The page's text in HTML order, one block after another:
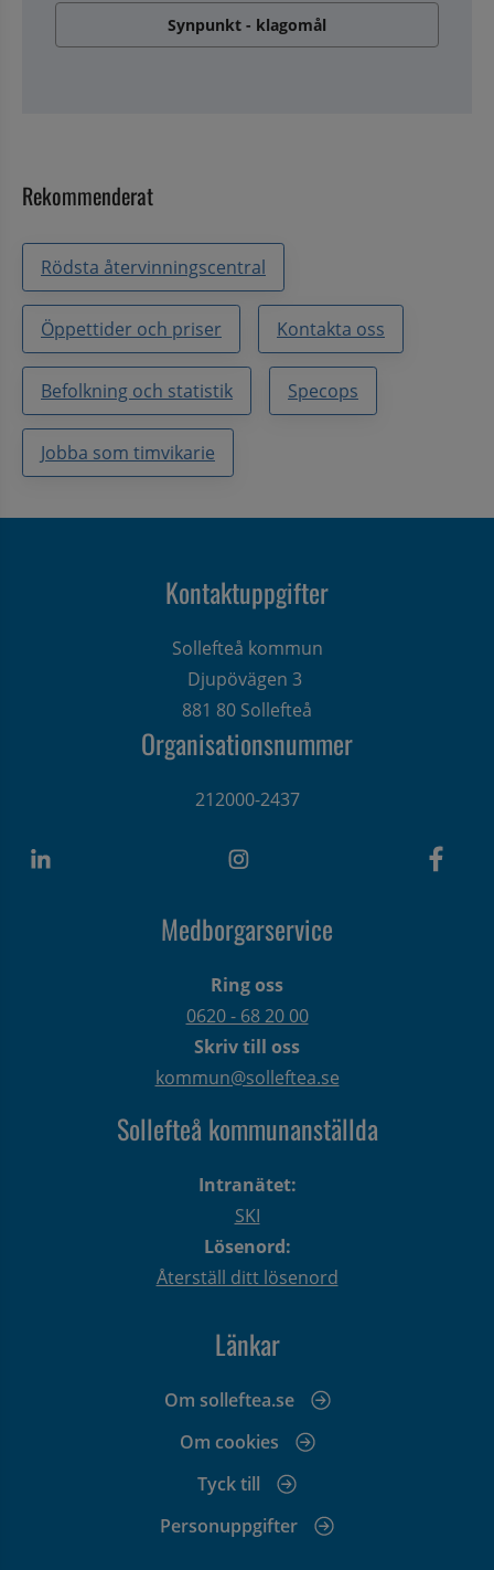
Synpunkt - klagomål
Rekommenderat
Rödsta återvinningscentral
Öppettider och priser Kontakta oss
Befolkning och statistik Specops
Jobba som timvikarie
Kontaktuppgifter
Sollefteå kommun
Djupövägen 3
881 80 Sollefteå
Organisationsnummer
212000-2437
Medborgarservice
Ring oss
0620 - 68 20 00
Skriv till oss
kommun@solleftea.se
Sollefteå kommunanställda
Intranätet:
SKI
Lösenord:
Återställ ditt lösenord
Länkar
Om solleftea.se
Om cookies
Tyck till
Personuppgifter